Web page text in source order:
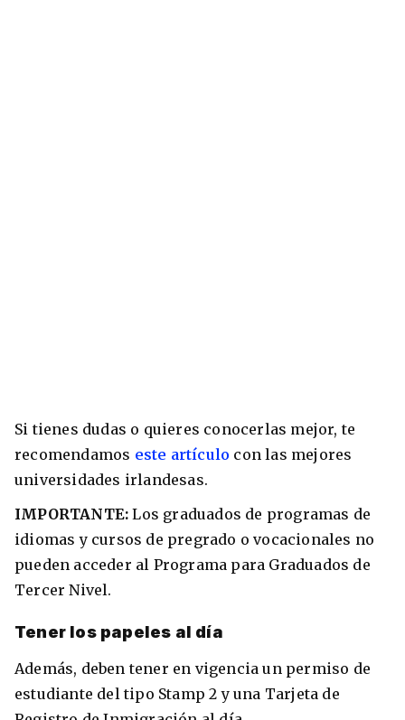
Si tienes dudas o quieres conocerlas mejor, te
recomendamos este artículo con las mejores
universidades irlandesas.
IMPORTANTE:Los graduados de programas de
idiomas y cursos de pregrado o vocacionales no
pueden acceder al Programa para Graduados de
Tercer Nivel.
Tener los papeles al día
Además, deben tener en vigencia un permiso de
estudiante del tipo Stamp 2 y una Tarjeta de